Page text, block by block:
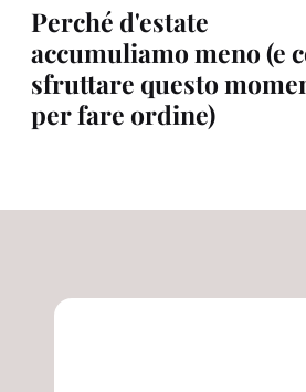
Perché d'estate
accumuliamo meno (e
sfruttare questo
per fare ordine)